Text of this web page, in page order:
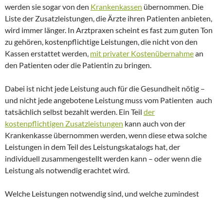
werden sie sogar von den Krankenkassen übernommen. Die
Liste der Zusatzleistungen, die Ärzte ihren Patienten anbieten,
wird immer länger. In Arztpraxen scheint es fast zum guten Ton
zu gehören, kostenpflichtige Leistungen, die nicht von den
Kassen erstattet werden, mit privater Kostenübernahmean
den Patienten oder die Patientin zu bringen.
Dabei ist nicht jede Leistung auch für die Gesundheit nötig –
und nicht jede angebotene Leistung muss vom Patienten auch
tatsächlich selbst bezahlt werden. Ein Teil der
kostenpflichtigen Zusatzleistungen kann auch von der
Krankenkasse übernommen werden, wenn diese etwa solche
Leistungen in dem Teil des Leistungskatalogs hat, der
individuell zusammengestellt werden kann – oder wenn die
Leistung als notwendig erachtet wird.
Welche Leistungen notwendig sind, und welche zumindest